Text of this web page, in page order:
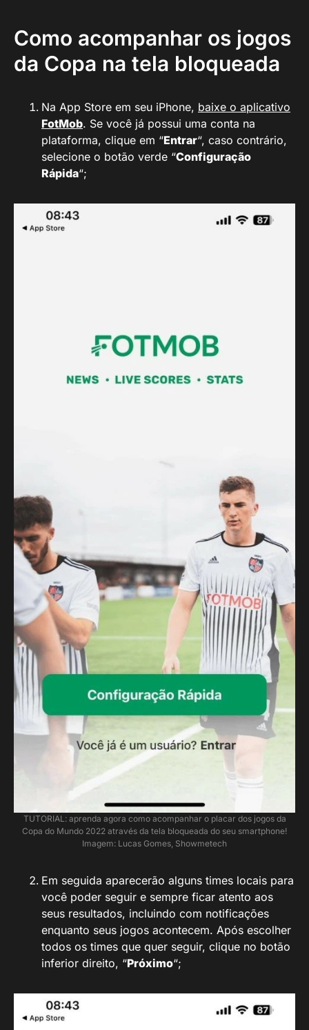
Como acompanhar os jogos
da Copa na tela bloqueada
Na App Store em seu iPhone, baixe o aplicativo
FotMob. Se você já possui uma conta na
plataforma, clique em “Entrar“, caso contrário,
selecione o botão verde “Configuração
Rápida“;
TUTORIAL: aprenda agora como acompanhar o placar dos jogos da
Copa do Mundo 2022 através da tela bloqueada do seu smartphone!
Imagem: Lucas Gomes, Showmetech
Em seguida aparecerão alguns times locais para
você poder seguir e sempre ficar atento aos
seus resultados, incluindo com notificações
enquanto seus jogos acontecem. Após escolher
todos os times que quer seguir, clique no botão
inferior direito, “Próximo“;